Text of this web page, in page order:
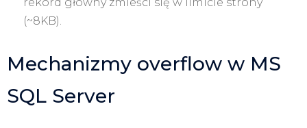
(~8KB).
Mechanizmy overflow w MS
SQL Server